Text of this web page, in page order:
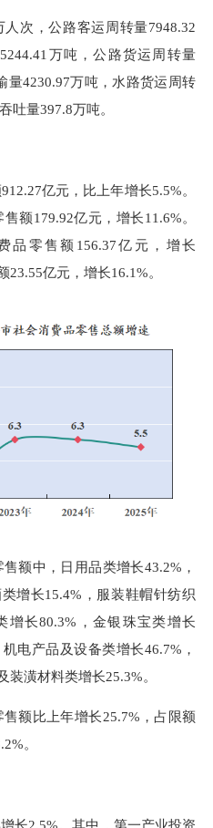
次，公路客运周转量7948.32
万吨，公路货运周转量
量4230.97万吨，水路货运周转
吐量397.8万吨。
亿元，比上年增长5.5%。
额179.92亿元，增长11.6%。
品零售额156.37亿元，增长
亿元，增长16.1%。
中，日用品类增长43.2%，
增长15.4%，服装鞋帽针纺织
增长80.3%，金银珠宝类增长
电产品及设备类增长46.7%，
装潢材料类增长25.3%。
比上年增长25.7%，占限额
。
2.5%。其中，第一产业投资